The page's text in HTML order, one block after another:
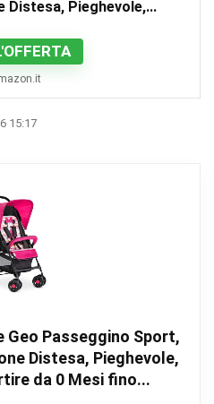
Distesa, Pieghevole,...
15:17
Geo Passeggino Sport,
Distesa, Pieghevole,
da 0 Mesi fino...